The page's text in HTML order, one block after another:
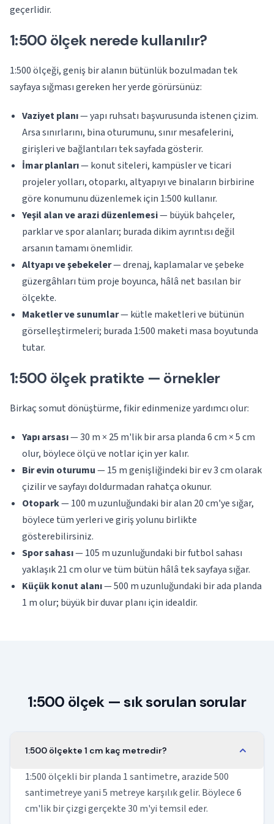
geçerlidir.
1:500 ölçek nerede kullanılır?
1:500 ölçeği, geniş bir alanın bütünlük bozulmadan tek
sayfaya sığması gereken her yerde görürsünüz:
Vaziyet planı— yapı ruhsatı başvurusunda istenen çizim.
Arsa sınırlarını, bina oturumunu, sınır mesafelerini,
girişleri ve bağlantıları tek sayfada gösterir.
İmar planları— konut siteleri, kampüsler ve ticari
projeler yolları, otoparkı, altyapıyı ve binaların birbirine
göre konumunu düzenlemek için 1:500 kullanır.
Yeşil alan ve arazi düzenlemesi— büyük bahçeler,
parklar ve spor alanları; burada dikim ayrıntısı değil
arsanın tamamı önemlidir.
Altyapı ve şebekeler— drenaj, kaplamalar ve şebeke
güzergâhları tüm proje boyunca, hâlâ net basılan bir
ölçekte.
Maketler ve sunumlar— kütle maketleri ve bütünün
görselleştirmeleri; burada 1:500 maketi masa boyutunda
tutar.
1:500 ölçek pratikte — örnekler
Birkaç somut dönüştürme, fikir edinmenize yardımcı olur:
Yapı arsası— 30 m × 25 m'lik bir arsa planda 6 cm × 5 cm
olur, böylece ölçü ve notlar için yer kalır.
Bir evin oturumu— 15 m genişliğindeki bir ev 3 cm olarak
çizilir ve sayfayı doldurmadan rahatça okunur.
Otopark— 100 m uzunluğundaki bir alan 20 cm'ye sığar,
böylece tüm yerleri ve giriş yolunu birlikte
gösterebilirsiniz.
Spor sahası— 105 m uzunluğundaki bir futbol sahası
yaklaşık 21 cm olur ve tüm bütün hâlâ tek sayfaya sığar.
Küçük konut alanı— 500 m uzunluğundaki bir ada planda
1 m olur; büyük bir duvar planı için idealdir.
1:500 ölçek — sık sorulan sorular
1:500 ölçekte 1 cm kaç metredir?
1:500 ölçekli bir planda 1 santimetre, arazide 500
santimetreye yani 5 metreye karşılık gelir. Böylece 6
cm'lik bir çizgi gerçekte 30 m'yi temsil eder.